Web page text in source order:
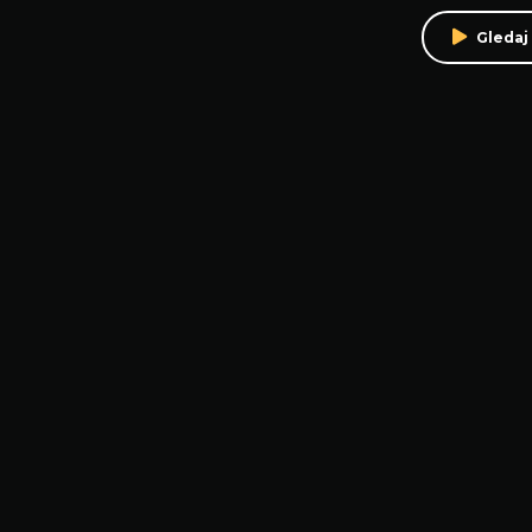
Gledaj